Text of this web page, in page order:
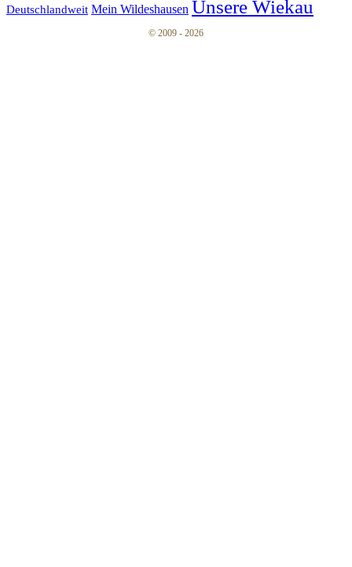
Deutschlandweit Mein Wildeshausen Unsere Wiekau
© 2009 - 2026